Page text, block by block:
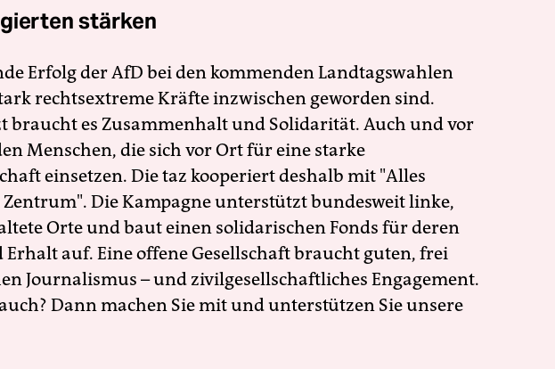
stärken
Erfolg der AfD bei den kommenden Landtagswahlen
rechtsextreme Kräfte inzwischen geworden sind.
braucht es Zusammenhalt und Solidarität. Auch und vor
Menschen, die sich vor Ort für eine starke
einsetzen. Die taz kooperiert deshalb mit "Alles
Die Kampagne unterstützt bundesweit linke,
Orte und baut einen solidarischen Fonds für deren
Erhalt auf. Eine offene Gesellschaft braucht guten, frei
Journalismus – und zivilgesellschaftliches Engagement.
Dann machen Sie mit und unterstützen Sie unsere